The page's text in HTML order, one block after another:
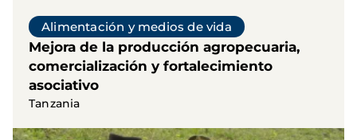
Alimentación y medios de vida
Mejora de la producción agropecuaria,
comercialización y fortalecimiento
asociativo
Tanzania